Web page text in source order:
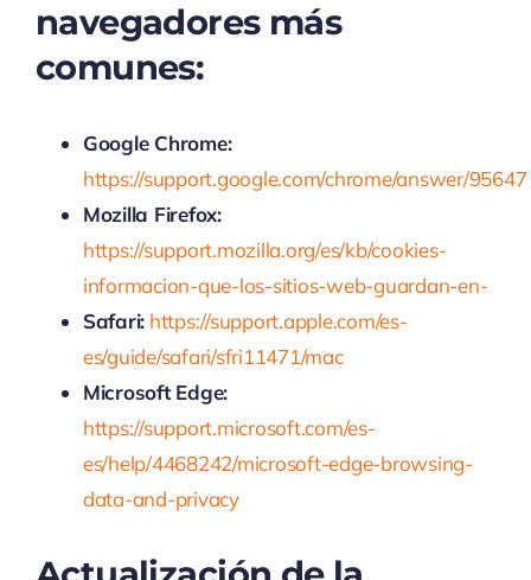
navegadores más
comunes:
Google Chrome:
https://support.google.com/chrome/answer/95647
Mozilla Firefox:
https://support.mozilla.org/es/kb/cookies-
informacion-que-los-sitios-web-guardan-en-
Safari: https://support.apple.com/es-
es/guide/safari/sfri11471/mac
Microsoft Edge:
https://support.microsoft.com/es-
es/help/4468242/microsoft-edge-browsing-
data-and-privacy